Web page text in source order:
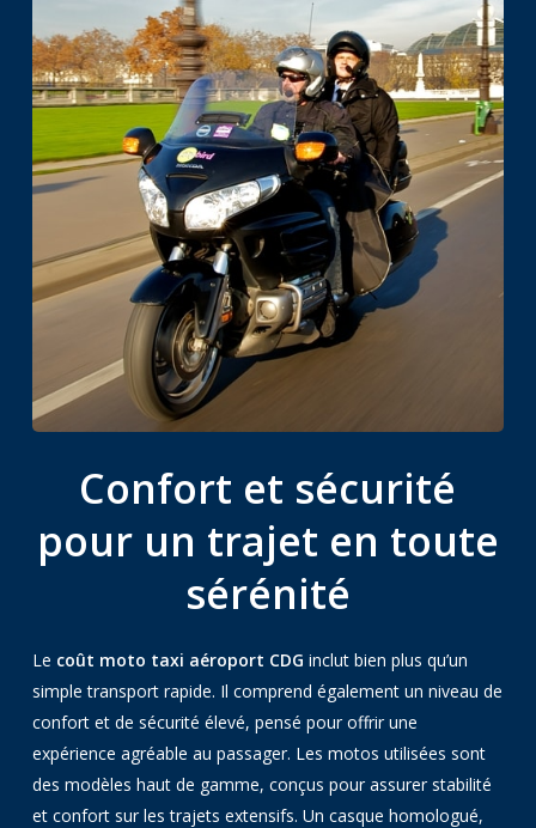
Confort et sécurité
pour un trajet en toute
sérénité
Le coût moto taxi aéroport CDG inclut bien plus qu’un
simple transport rapide. Il comprend également un niveau de
confort et de sécurité élevé, pensé pour offrir une
expérience agréable au passager. Les motos utilisées sont
des modèles haut de gamme, conçus pour assurer stabilité
et confort sur les trajets extensifs. Un casque homologué,